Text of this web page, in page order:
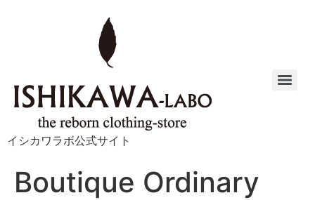
イシカワラボ公式サイト
Boutique Ordinary